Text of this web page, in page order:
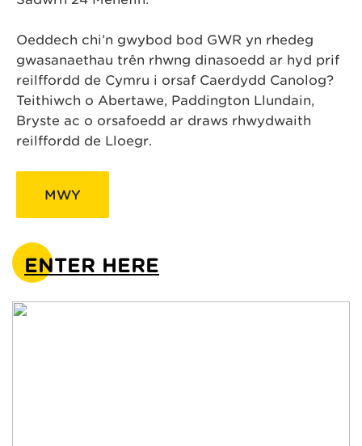
Oeddech chi’n gwybod bod GWR yn rhedeg
gwasanaethau trên rhwng dinasoedd ar hyd prif
reilffordd de Cymru i orsaf Caerdydd Canolog?
Teithiwch o Abertawe, Paddington Llundain,
Bryste ac o orsafoedd ar draws rhwydwaith
reilffordd de Lloegr.
MWY
ENTER HERE